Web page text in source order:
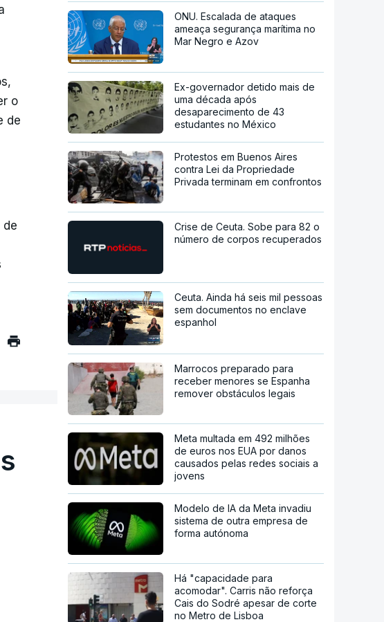
o
de
de
ONU. Escalada de ataques
ameaça segurança marítima no
Mar Negro e Azov
Ex-governador detido mais de
uma década após
desaparecimento de 43
estudantes no México
Protestos em Buenos Aires
contra Lei da Propriedade
Privada terminam em confrontos
Crise de Ceuta. Sobe para 82 o
número de corpos recuperados
Ceuta. Ainda há seis mil pessoas
sem documentos no enclave
espanhol
Marrocos preparado para
receber menores se Espanha
remover obstáculos legais
Meta multada em 492 milhões
de euros nos EUA por danos
causados pelas redes sociais a
jovens
Modelo de IA da Meta invadiu
sistema de outra empresa de
forma autónoma
Há "capacidade para
acomodar". Carris não reforça
Cais do Sodré apesar de corte
no Metro de Lisboa